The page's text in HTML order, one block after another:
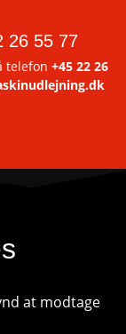
26 55 77
telefon +45 22 26
at modtage